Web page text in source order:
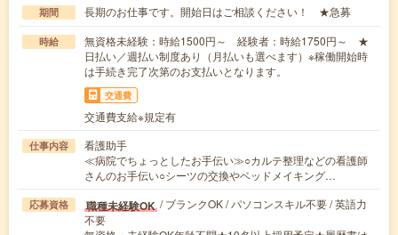
期間 長期のお仕事です。開始日はご相談ください！ ★急募
時給
無資格未経験：時給1500円～ 経験者：時給1750円～ ★
日払い／週払い制度あり（月払いも選べます）※稼働開始時
は手続き完了次第のお支払いとなります。
交通費
交通費支給※規定有
仕事内容
看護助手
≪病院でちょっとしたお手伝い≫○カルテ整理などの看護師
さんのお手伝い○シーツの交換やベッドメイキング…
応募資格 職種未経験OK / ブランクOK / パソコンスキル不要 / 英語力
不要